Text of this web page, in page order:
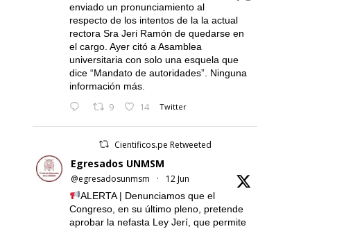
enviado un pronunciamiento al
respecto de los intentos de la la actual
rectora Sra Jeri Ramón de quedarse en
el cargo. Ayer citó a Asamblea
universitaria con solo una esquela que
dice “Mandato de autoridades”. Ninguna
información más.
9 14 Twitter
Cientificos.pe Retweeted
Egresados UNMSM
@egresadosunmsm · 12 Jun
ALERTA | Denunciamos que el
Congreso, en su último pleno, pretende
aprobar la nefasta Ley Jerí, que permite